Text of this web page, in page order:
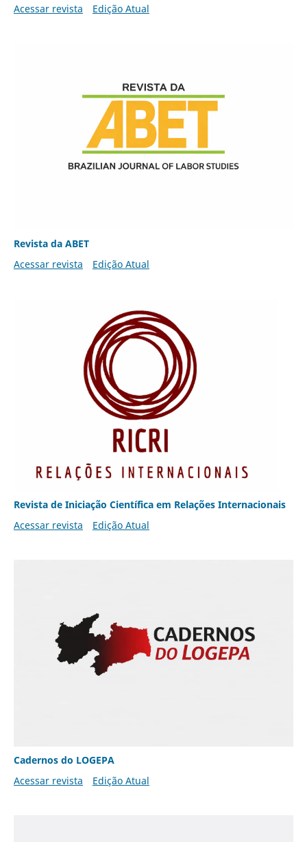
Acessar revista Edição Atual
Revista da ABET
Acessar revista
Edição Atual
Revista de Iniciação Científica em Relações Internacionais
Acessar revista
Edição Atual
Cadernos do LOGEPA
Acessar revista
Edição Atual